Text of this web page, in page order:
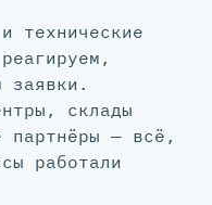
технические
заявки.
склады
партнёры — всё,
работали